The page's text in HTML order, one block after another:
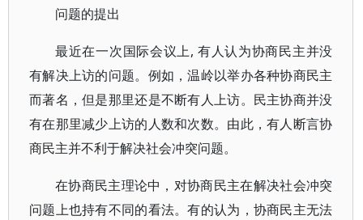
问题的提出
最近在一次国际会议上, 有人认为协商民主并没
有解决上访的问题。例如，温岭以举办各种协商民主
而著名，但是那里还是不断有人上访。民主协商并没
有在那里减少上访的人数和次数。由此，有人断言协
商民主并不利于解决社会冲突问题。
在协商民主理论中，对协商民主在解决社会冲突
问题上也持有不同的看法。有的认为，协商民主无法